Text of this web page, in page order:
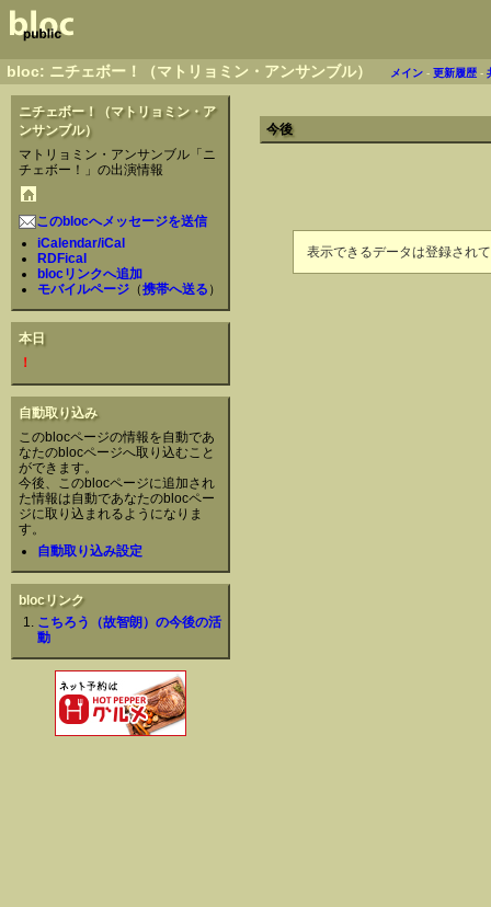
bloc: ニチェボー！（マトリョミン・アンサンブル） メイン -更新履歴 -
ニチェボー！（マトリョミン・ア
ンサンブル）
マトリョミン・アンサンブル「ニ
チェボー！」の出演情報
このblocへメッセージを送信
iCalendar/iCal
RDFical
blocリンクへ追加
モバイルページ（携帯へ送る ）
本日
！
自動取り込み
このblocページの情報を自動であ
なたのblocページへ取り込むこと
ができます。
今後、このblocページに追加され
た情報は自動であなたのblocペー
ジに取り込まれるようになりま
す。
自動取り込み設定
blocリンク
こちろう（故智朗）の今後の活
動
今後
表示できるデータは登録され